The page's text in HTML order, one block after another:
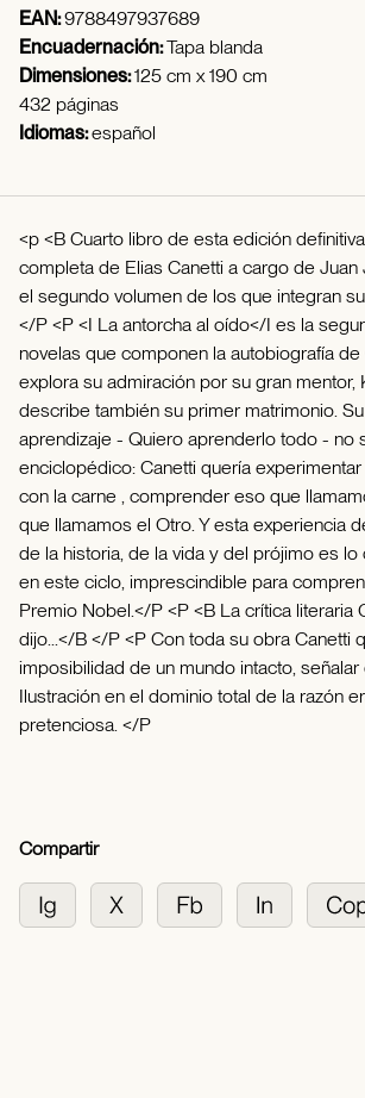
EAN:9788497937689
Encuadernación:Tapa blanda
Dimensiones:125 cm x 190 cm
432 páginas
Idiomas:español
<p <B Cuarto libro de esta edición
completa de Elias Canetti a cargo de Juan
el segundo volumen de los que integran
</P <P <I La antorcha al oído</I es la
novelas que componen la autobiografía de
explora su admiración por su gran mentor,
describe también su primer matrimonio.
aprendizaje - Quiero aprenderlo todo - no
enciclopédico: Canetti quería
con la carne , comprender eso que
que llamamos el Otro. Y esta experiencia
de la historia, de la vida y del prójimo es
en este ciclo, imprescindible para
Premio Nobel.</P <P <B La crítica literaria
dijo...</B </P <P Con toda su obra Canetti
imposibilidad de un mundo intacto,
Ilustración en el dominio total de la razón
pretenciosa. </P
Compartir